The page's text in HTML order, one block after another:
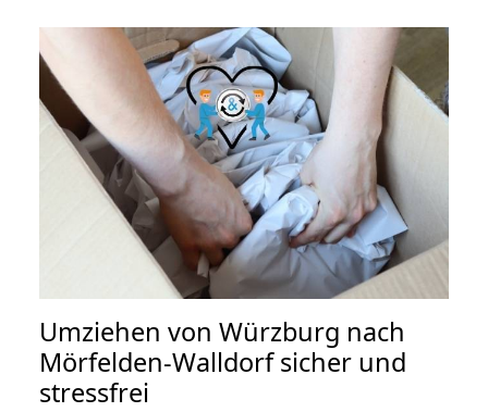
Umziehen von Würzburg nach
Mörfelden-Walldorfsicher und
stressfrei